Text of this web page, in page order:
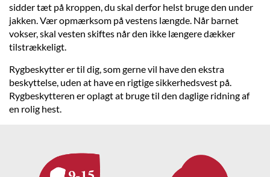
sidder tæt på kroppen, du skal derfor helst bruge den under
jakken. Vær opmærksom på vestens længde. Når barnet
vokser, skal vesten skiftes når den ikke længere dækker
tilstrækkeligt.
Rygbeskytter er til dig, som gerne vil have den ekstra
beskyttelse, uden at have en rigtige sikkerhedsvest på.
Rygbeskytteren er oplagt at bruge til den daglige ridning af
en rolig hest.